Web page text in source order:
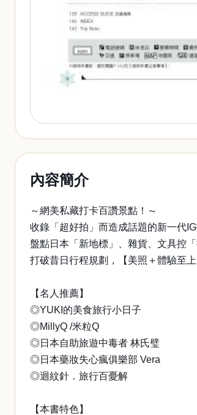
內容簡介
～網美私藏打卡百讚景點！～
收錄「超好拍」而造成話題的新一代IG
盤點日本「新地標」、雜貨、文具控
打破昔日行程規劃，【美照＋體驗至
【名人推薦】
◎YUKI的美食旅行小日子
◎MillyQ /米粒Q
◎日本自助旅遊中毒者 林氏璧
◎日本藥妝失心瘋俱樂部 Vera
◎迴紋針．旅行百憂解
【本書特色】